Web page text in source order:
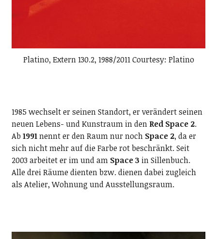
Platino, Extern 130.2, 1988/2011 Courtesy: Platino
1985 wechselt er seinen Standort, er verändert seinen
neuen Lebens- und Kunstraum in den Red Space 2.
Ab 1991nennt er den Raum nur noch Space 2, da er
sich nicht mehr auf die Farbe rot beschränkt. Seit
2003 arbeitet er im und am Space 3 in Sillenbuch.
Alle drei Räume dienten bzw. dienen dabei zugleich
als Atelier, Wohnung und Ausstellungsraum.